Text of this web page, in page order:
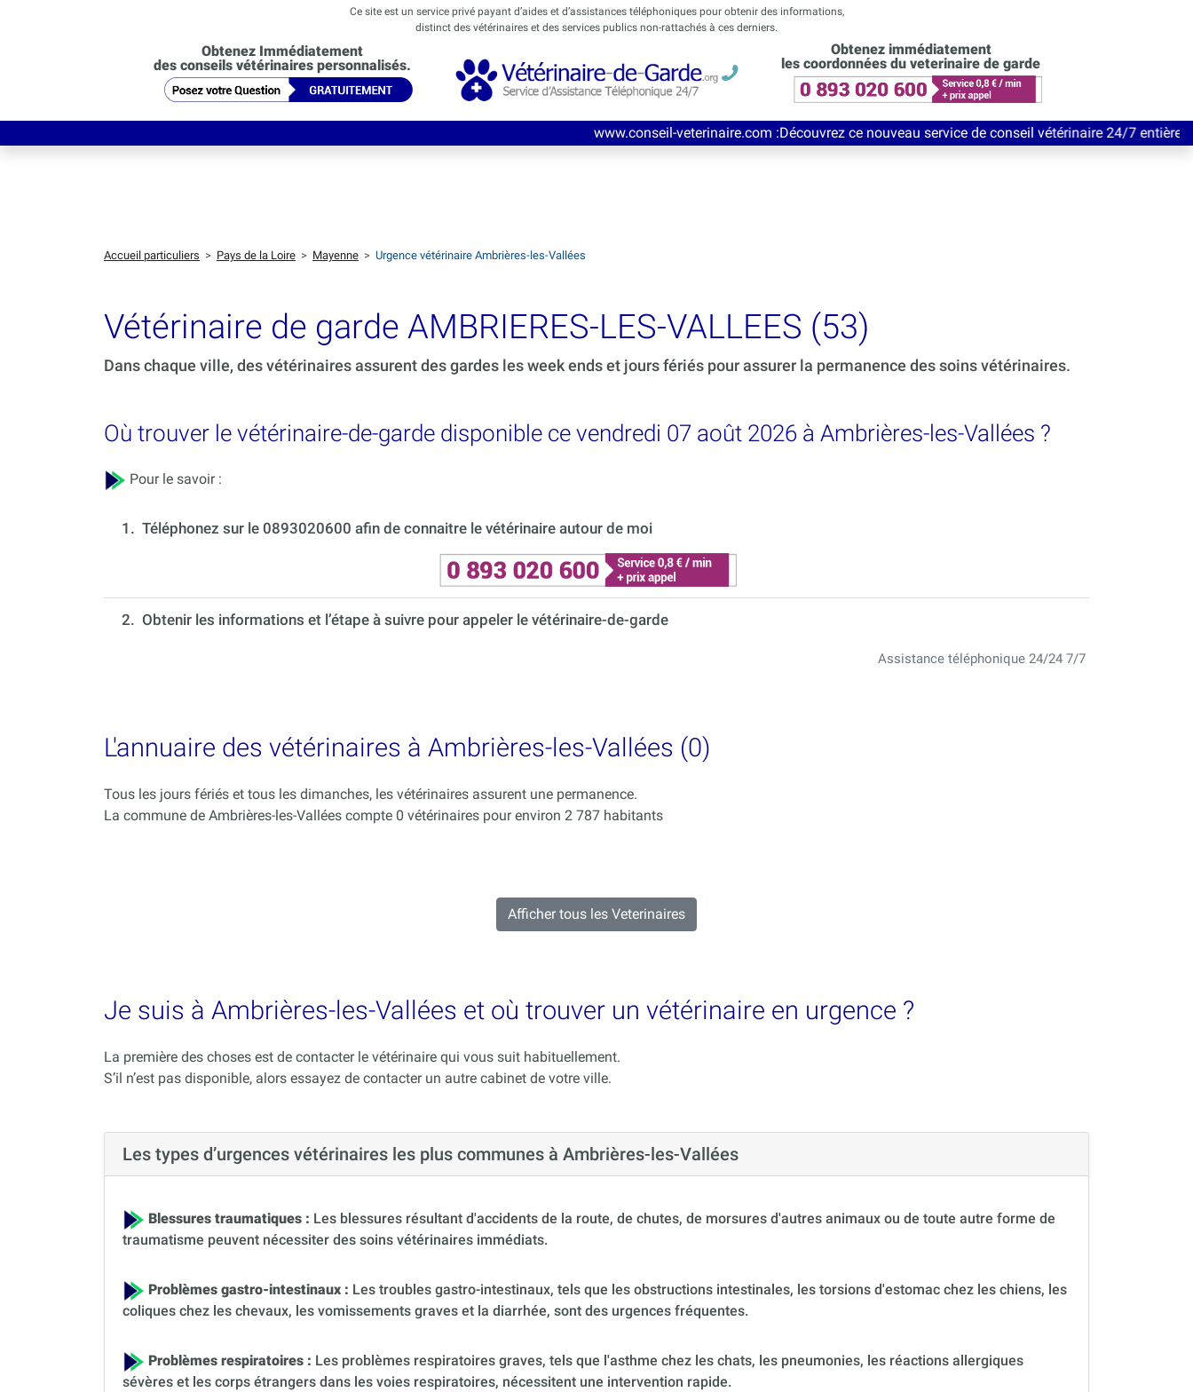
Ce site est un service privé payant d’aides et d’assistances téléphoniques pour obtenir des informations,
distinct des vétérinaires et des services publics non-rattachés à ces derniers.
Obtenez Immédiatement
des conseils vétérinaires personnalisés.
Obtenez immédiatement
les coordonnées du veterinaire de garde
www.conseil-veterinaire.com:Découvrez ce nouveau service de conseil vétérinaire 24/7 entièrement Gratuit
Accueil particuliers > Pays de la Loire > Mayenne > Urgence vétérinaire Ambrières-les-Vallées
Vétérinaire de garde AMBRIERES-LES-VALLEES (53)
Dans chaque ville, des vétérinaires assurent des gardes les week ends et jours fériés pour assurer la permanence des soins vétérinaires.
Où trouver le vétérinaire-de-garde disponible ce vendredi 07 août 2026 à Ambrières-les-Vallées ?
Pour le savoir :
1. Téléphonez sur le 0893020600 afin de connaitre le vétérinaire autour de moi
2. Obtenir les informations et l’étape à suivre pour appeler le vétérinaire-de-garde
Assistance téléphonique 24/24 7/7
L'annuaire des vétérinaires à Ambrières-les-Vallées (0)
Tous les jours fériés et tous les dimanches, les vétérinaires assurent une permanence.
La commune de Ambrières-les-Vallées compte 0 vétérinaires pour environ 2 787 habitants
Afficher tous les Veterinaires
Je suis à Ambrières-les-Vallées et où trouver un vétérinaire en urgence ?
La première des choses est de contacter le vétérinaire qui vous suit habituellement.
S’il n’est pas disponible, alors essayez de contacter un autre cabinet de votre ville.
Les types d’urgences vétérinaires les plus communes à Ambrières-les-Vallées
Blessures traumatiques : Les blessures résultant d'accidents de la route, de chutes, de morsures d'autres animaux ou de toute autre forme de
traumatisme peuvent nécessiter des soins vétérinaires immédiats.
Problèmes gastro-intestinaux : Les troubles gastro-intestinaux, tels que les obstructions intestinales, les torsions d'estomac chez les chiens, les
coliques chez les chevaux, les vomissements graves et la diarrhée, sont des urgences fréquentes.
Problèmes respiratoires : Les problèmes respiratoires graves, tels que l'asthme chez les chats, les pneumonies, les réactions allergiques
sévères et les corps étrangers dans les voies respiratoires, nécessitent une intervention rapide.